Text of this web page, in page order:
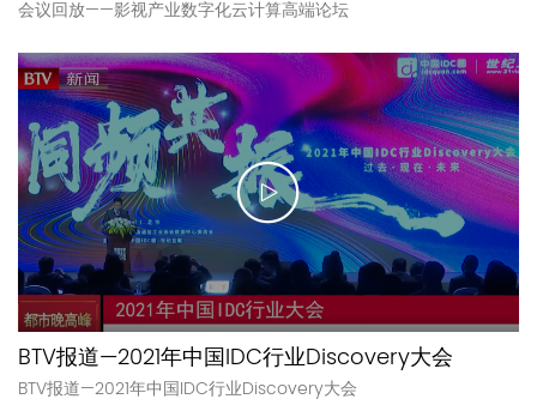
会议回放——影视产业数字化云计算高端论坛
BTV报道—2021年中国IDC行业Discovery大会
BTV报道—2021年中国IDC行业Discovery大会